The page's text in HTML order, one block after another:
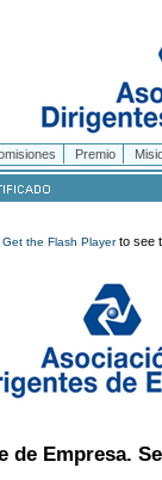
Premio
Get the Flash Playerto see
de Empresa.